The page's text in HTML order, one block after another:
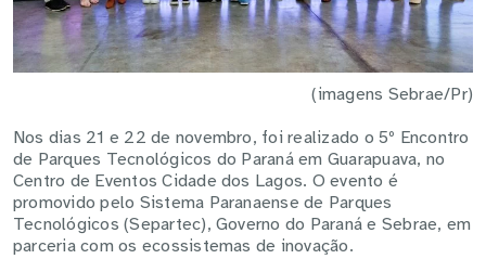
(imagens Sebrae/Pr)
Nos dias 21 e 22 de novembro, foi realizado o 5º Encontro
de Parques Tecnológicos do Paraná em Guarapuava, no
Centro de Eventos Cidade dos Lagos. O evento é
promovido pelo Sistema Paranaense de Parques
Tecnológicos (Separtec), Governo do Paraná e Sebrae, em
parceria com os ecossistemas de inovação.